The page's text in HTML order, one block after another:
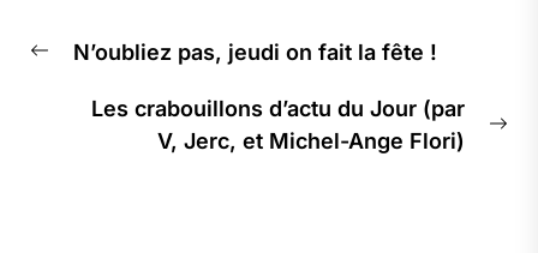
N’oubliez pas, jeudi on fait la fête !
Les crabouillons d’actu du Jour (par
V, Jerc, et Michel-Ange Flori)